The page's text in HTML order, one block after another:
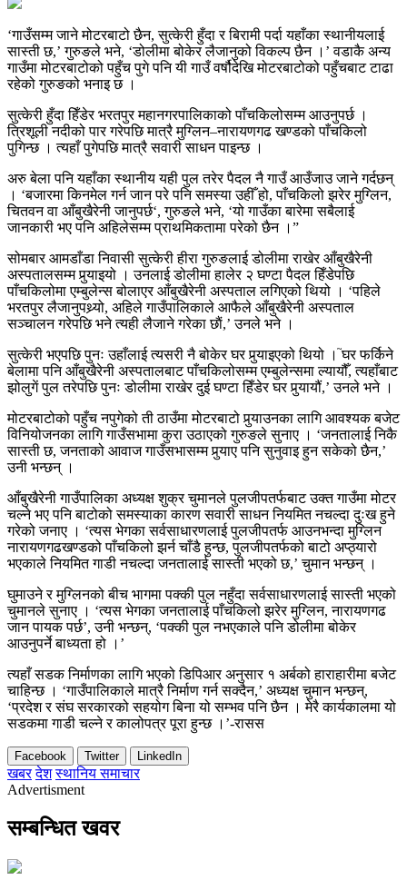
‘गाउँसम्म जाने मोटरबाटो छैन, सुत्केरी हुँदा र बिरामी पर्दा यहाँका स्थानीयलाई
सास्ती छ,’ गुरुङले भने, ‘डोलीमा बोकेर लैजानुको विकल्प छैन ।’ वडाकै अन्य
गाउँमा मोटरबाटोको पहुँच पुगे पनि यी गाउँ वर्षौदेखि मोटरबाटोको पहुँचबाट टाढा
रहेको गुरुङको भनाइ छ ।
सुत्केरी हुँदा हिँडेर भरतपुर महानगरपालिकाको पाँचकिलोसम्म आउनुपर्छ ।
त्रिशूली नदीको पार गरेपछि मात्रै मुग्लिन–नारायणगढ खण्डको पाँचकिलो
पुगिन्छ । त्यहाँ पुगेपछि मात्रै सवारी साधन पाइन्छ ।
अरु बेला पनि यहाँका स्थानीय यही पुल तरेर पैदल नै गाउँ आउँजाउ जाने गर्दछन्
। ‘बजारमा किनमेल गर्न जान परे पनि समस्या उहीँ हो, पाँचकिलो झरेर मुग्लिन,
चितवन वा आँबुखैरेनी जानुपर्छ‘, गुरुङले भने, ‘यो गाउँका बारेमा सबैलाई
जानकारी भए पनि अहिलेसम्म प्राथमिकतामा परेको छैन ।”
सोमबार आमडाँडा निवासी सुत्केरी हीरा गुरुङलाई डोलीमा राखेर आँबुखैरेनी
अस्पतालसम्म पुर्‍याइयो । उनलाई डोलीमा हालेर २ घण्टा पैदल हिँडेपछि
पाँचकिलोमा एम्बुलेन्स बोलाएर आँबुखैरेनी अस्पताल लगिएको थियो । ‘पहिले
भरतपुर लैजानुपथ्र्यो, अहिले गाउँपालिकाले आफैले आँबुखैरेनी अस्पताल
सञ्चालन गरेपछि भने त्यही लैजाने गरेका छाैं,’ उनले भने ।
सुत्केरी भएपछि पुनः उहाँलाई त्यसरी नै बोकेर घर पुर्‍याइएको थियो । ֮घर फर्किने
बेलामा पनि आँबुखैरेनी अस्पतालबाट पाँचकिलोसम्म एम्बुलेन्समा ल्यायौँ, त्यहाँबाट
झोलुगें पुल तरेपछि पुनः डोलीमा राखेर दुई घण्टा हिँडेर घर पुर्‍यायौं,’ उनले भने ।
मोटरबाटोको पहुँच नपुगेको ती ठाउँमा मोटरबाटो पुर्‍याउनका लागि आवश्यक बजेट
विनियोजनका लागि गाउँसभामा कुरा उठाएको गुरुङले सुनाए । ‘जनतालाई निकै
सास्ती छ, जनताको आवाज गाउँसभासम्म पुर्‍याए पनि सुनुवाइ हुन सकेको छैन,’
उनी भन्छन् ।
आँबुखैरेनी गाउँपालिका अध्यक्ष शुक्र चुमानले पुलजीपतर्फबाट उक्त गाउँमा मोटर
चल्ने भए पनि बाटोको समस्याका कारण सवारी साधन नियमित नचल्दा दुःख हुने
गरेको जनाए । ‘त्यस भेगका सर्वसाधारणलाई पुलजीपतर्फ आउनभन्दा मुग्लिन
नारायणगढखण्डको पाँचकिलो झर्न चाँडै हुन्छ, पुलजीपतर्फको बाटो अप्ठ्यारो
भएकाले नियमित गाडी नचल्दा जनतालाई सास्ती भएको छ,’ चुमान भन्छन् ।
घुमाउने र मुग्लिनको बीच भागमा पक्की पुल नहुँदा सर्वसाधारणलाई सास्ती भएको
चुमानले सुनाए । ‘त्यस भेगका जनतालाई पाँचकिलो झरेर मुग्लिन, नारायणगढ
जान पायक पर्छ’, उनी भन्छन्, ‘पक्की पुल नभएकाले पनि डोलीमा बोकेर
आउनुपर्ने बाध्यता हो ।’
त्यहाँ सडक निर्माणका लागि भएको डिपिआर अनुसार १ अर्बको हाराहारीमा बजेट
चाहिन्छ । ‘गाउँपालिकाले मात्रै निर्माण गर्न सक्दैन,’ अध्यक्ष चुमान भन्छन्,
‘प्रदेश र संघ सरकारको सहयोग बिना यो सम्भव पनि छैन । मेरै कार्यकालमा यो
सडकमा गाडी चल्ने र कालोपत्र पूरा हुन्छ ।’-रासस
Facebook Twitter LinkedIn
खबर देश स्थानिय समाचार
Advertisment
सम्बन्धित खवर